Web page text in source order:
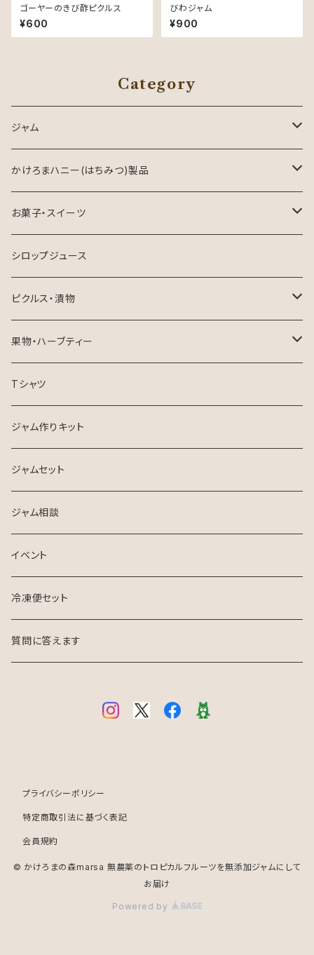
ゴーヤーのきび酢ピクルス
¥600
びわジャム
¥900
Category
ジャム
ジャム
はちみつジャム
ミックスジャム
マーマレード
ミニジャム
かけろまハニー(はちみつ)製品
はちみつ
はちみつ製品
お菓子・スイーツ
焼き菓子
チーズケーキ
シロップジュース
ピクルス・漬物
ピクルスセット
果物・ハーブティー
たんかん
ハーブティー
Tシャツ
ジャム作りキット
ジャムセット
ジャム相談
イベント
冷凍便セット
質問に答えます
プライバシーポリシー
特定商取引法に基づく表記
会員規約
© かけろまの森marsa 無農薬のトロピカルフルーツを無添加ジャムにして
お届け
Powered by